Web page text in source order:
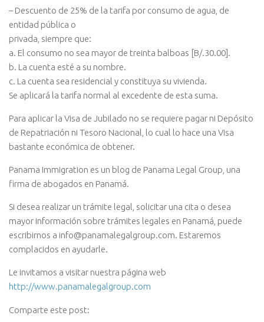
– Descuento de 25% de la tarifa por consumo de agua, de
entidad pública o
privada, siempre que:
a. El consumo no sea mayor de treinta balboas [B/.30.00].
b. La cuenta esté a su nombre.
c. La cuenta sea residencial y constituya su vivienda.
Se aplicará la tarifa normal al excedente de esta suma.
Para aplicar la Visa de Jubilado no se requiere pagar ni Depósito
de Repatriación ni Tesoro Nacional, lo cual lo hace una Visa
bastante económica de obtener.
Panama Immigration es un blog de Panama Legal Group, una
firma de abogados en Panamá.
Si desea realizar un trámite legal, solicitar una cita o desea
mayor información sobre trámites legales en Panamá, puede
escribirnos a info@panamalegalgroup.com. Estaremos
complacidos en ayudarle.
Le invitamos a visitar nuestra página web
http://www.panamalegalgroup.com
Comparte este post: